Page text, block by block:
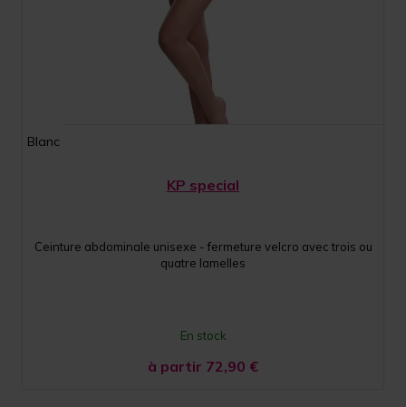
Blanc
KP special
Ceinture abdominale unisexe - fermeture velcro avec trois ou
quatre lamelles
En stock
à partir 72,90 €